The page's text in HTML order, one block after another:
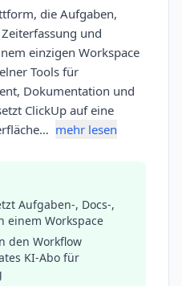
die Aufgaben,
und
einzigen Workspace
Tools für
Dokumentation und
ClickUp auf eine
mehr lesen
Aufgaben-, Docs-,
einem Workspace
den Workflow
KI-Abo für